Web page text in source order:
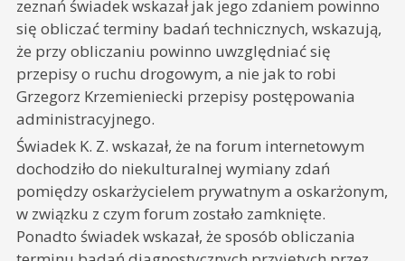
zeznań świadek wskazał jak jego zdaniem powinno
się obliczać terminy badań technicznych, wskazują,
że przy obliczaniu powinno uwzględniać się
przepisy o ruchu drogowym, a nie jak to robi
Grzegorz Krzemieniecki przepisy postępowania
administracyjnego.
Świadek K. Z. wskazał, że na forum internetowym
dochodziło do niekulturalnej wymiany zdań
pomiędzy oskarżycielem prywatnym a oskarżonym,
w związku z czym forum zostało zamknięte.
Ponadto świadek wskazał, że sposób obliczania